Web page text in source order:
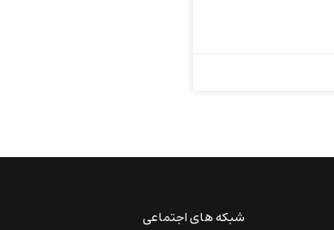
شبکه های اجتماعی